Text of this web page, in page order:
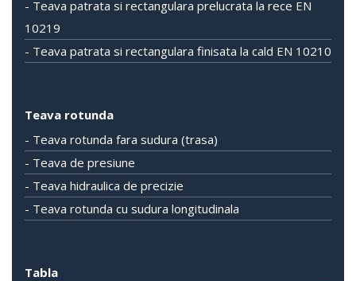
- Teava patrata si rectangulara prelucrata la rece EN
10219
- Teava patrata si rectangulara finisata la cald EN 10210
Teava rotunda
- Teava rotunda fara sudura (trasa)
- Teava de presiune
- Teava hidraulica de precizie
- Teava rotunda cu sudura longitudinala
Tabla